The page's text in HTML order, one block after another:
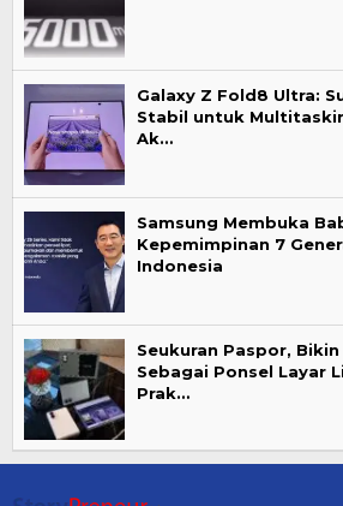
Galaxy Z Fold8 Ultra:
Stabil untuk
Ak…
Samsung Membuka
Kepemimpinan 7
Indonesia
Seukuran Paspor,
Sebagai Ponsel Layar
Prak…